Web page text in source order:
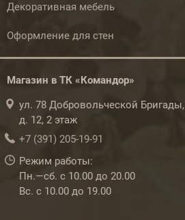
Декоративная мебель
Оформление для стен
Магазин в ТК «Командор»
ул. 78 Добровольческой Бригады,
д. 12, 2 этаж
+7 (391) 205-19-91
Режим работы:
Пн.—сб. с 10.00 до 20.00
Вс. с 10.00 до 19.00